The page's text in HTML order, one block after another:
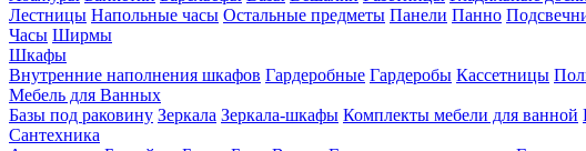
Лестницы Напольные часы Остальные предметы Панели Панно
Часы Ширмы
Шкафы
Внутренние наполнения шкафов Гардеробные Гардеробы Кассетницы
Мебель для Ванных
Базы под раковину Зеркала Зеркала-шкафы Комплекты мебели для ванной
Сантехника